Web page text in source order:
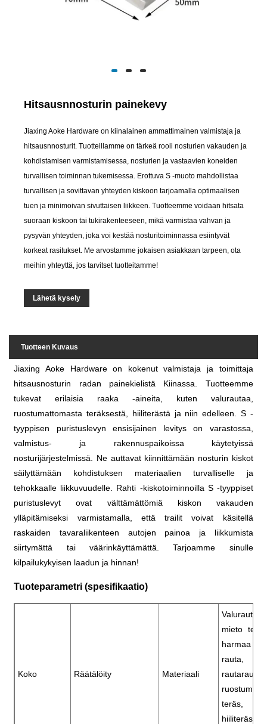
Hitsausnnosturin painekevy
Jiaxing Aoke Hardware on kiinalainen ammattimainen valmistaja ja
hitsausnnosturit. Tuotteillamme on tärkeä rooli nosturien vakauden ja
kohdistamisen varmistamisessa, nosturien ja vastaavien koneiden
turvallisen toiminnan tukemisessa. Erottuva S -muoto mahdollistaa
turvallisen ja sovittavan yhteyden kiskoon tarjoamalla optimaalisen
tuen ja minimoivan sivuttaisen liikkeen. Tuotteemme voidaan hitsata
suoraan kiskoon tai tukirakenteeseen, mikä varmistaa vahvan ja
pysyvän yhteyden, joka voi kestää nosturitoiminnassa esiintyvät
korkeat rasitukset. Me arvostamme jokaisen asiakkaan tarpeen, ota
meihin yhteyttä, jos tarvitset tuotteitamme!
Lähetä kysely
Tuotteen Kuvaus
Jiaxing Aoke Hardware on kokenut valmistaja ja toimittaja
hitsausnosturin radan painekielistä Kiinassa. Tuotteemme
tukevat erilaisia raaka -aineita, kuten valurautaa,
ruostumattomasta teräksestä, hiiliterästä ja niin edelleen. S -
tyyppisen puristuslevyn ensisijainen levitys on varastossa,
valmistus- ja rakennuspaikoissa käytetyissä
nosturijärjestelmissä. Ne auttavat kiinnittämään nosturin kiskot
säilyttämään kohdistuksen materiaalien turvalliselle ja
tehokkaalle liikkuvuudelle. Rahti -kiskotoiminnoilla S -tyyppiset
puristuslevyt ovat välttämättömiä kiskon vakauden
ylläpitämiseksi varmistamalla, että trailit voivat käsitellä
raskaiden tavaraliikenteen autojen painoa ja liikkumista
siirtymättä tai väärinkäyttämättä. Tarjoamme sinulle
kilpailukykyisen laadun ja hinnan!
Tuoteparametri (spesifikaatio)
Koko Räätälöity Materiaali
Valurauta,
mieto
harmaa
rauta,
rautarauta,
teräs,
hiiliteräs,